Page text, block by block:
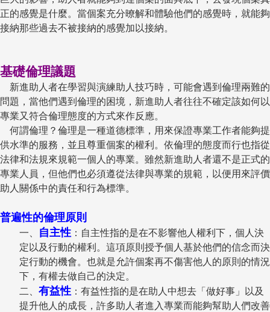
正的感覺是什麼。當個案充分暸解和體驗他們的感覺時，就能夠
接納那些過去不被接納的感覺加以接納。
基礎倫理議題
新進助人者在學習與演練助人技巧時，可能會遇到倫理兩難的
問題，當他們遇到倫理的困境，新進助人者往往不確定該如何以
專業又符合倫理態度的方式來作反應。
何謂倫理？倫理是一種道德標準，用來保證專業工作者能夠提
供水準的服務，並且尊重個案的權利。依倫理的態度而行也指從
法律和法規來規範一個人的專業。雖然新進助人者還不是正式的
專業人員，但他們也必須遵從法律與專業的規範，以便用來評價
助人關係中的責任和行為標準。
普遍性的倫理原則
一、 自主性 ：自主性指的是在不影響他人權利下，個人決
定以及行動的權利。這項原則授予個人基於他們的信念而決
定行動的機會。也就是允許個案再不傷害他人的原則的情況
下，有權去做自己的決定。
二、 有益性 ：有益性指的是在助人中想去「做好事」以及
提升他人的成長，許多助人者進入專業而能夠幫助人們改善